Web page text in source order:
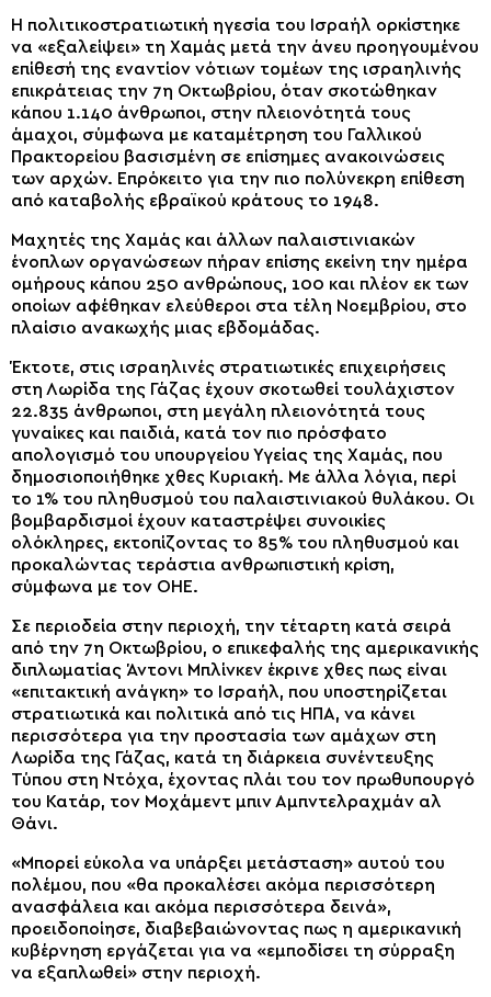
Η πολιτικοστρατιωτική ηγεσία του Ισραήλ ορκίστηκε
να «εξαλείψει» τη Χαμάς μετά την άνευ προηγουμένου
επίθεσή της εναντίον νότιων τομέων της ισραηλινής
επικράτειας την 7η Οκτωβρίου, όταν σκοτώθηκαν
κάπου 1.140 άνθρωποι, στην πλειονότητά τους
άμαχοι, σύμφωνα με καταμέτρηση του Γαλλικού
Πρακτορείου βασισμένη σε επίσημες ανακοινώσεις
των αρχών. Επρόκειτο για την πιο πολύνεκρη επίθεση
από καταβολής εβραϊκού κράτους το 1948.
Μαχητές της Χαμάς και άλλων παλαιστινιακών
ένοπλων οργανώσεων πήραν επίσης εκείνη την ημέρα
ομήρους κάπου 250 ανθρώπους, 100 και πλέον εκ των
οποίων αφέθηκαν ελεύθεροι στα τέλη Νοεμβρίου, στο
πλαίσιο ανακωχής μιας εβδομάδας.
Έκτοτε, στις ισραηλινές στρατιωτικές επιχειρήσεις
στη Λωρίδα της Γάζας έχουν σκοτωθεί τουλάχιστον
22.835 άνθρωποι, στη μεγάλη πλειονότητά τους
γυναίκες και παιδιά, κατά τον πιο πρόσφατο
απολογισμό του υπουργείου Υγείας της Χαμάς, που
δημοσιοποιήθηκε χθες Κυριακή. Με άλλα λόγια, περί
το 1% του πληθυσμού του παλαιστινιακού θυλάκου. Οι
βομβαρδισμοί έχουν καταστρέψει συνοικίες
ολόκληρες, εκτοπίζοντας το 85% του πληθυσμού και
προκαλώντας τεράστια ανθρωπιστική κρίση,
σύμφωνα με τον ΟΗΕ.
Σε περιοδεία στην περιοχή, την τέταρτη κατά σειρά
από την 7η Οκτωβρίου, ο επικεφαλής της αμερικανικής
διπλωματίας Άντονι Μπλίνκεν έκρινε χθες πως είναι
«επιτακτική ανάγκη» το Ισραήλ, που υποστηρίζεται
στρατιωτικά και πολιτικά από τις ΗΠΑ, να κάνει
περισσότερα για την προστασία των αμάχων στη
Λωρίδα της Γάζας, κατά τη διάρκεια συνέντευξης
Τύπου στη Ντόχα, έχοντας πλάι του τον πρωθυπουργό
του Κατάρ, τον Μοχάμεντ μπιν Αμπντελραχμάν αλ
Θάνι.
«Μπορεί εύκολα να υπάρξει μετάσταση» αυτού του
πολέμου, που «θα προκαλέσει ακόμα περισσότερη
ανασφάλεια και ακόμα περισσότερα δεινά»,
προειδοποίησε, διαβεβαιώνοντας πως η αμερικανική
κυβέρνηση εργάζεται για να «εμποδίσει τη σύρραξη
να εξαπλωθεί» στην περιοχή.